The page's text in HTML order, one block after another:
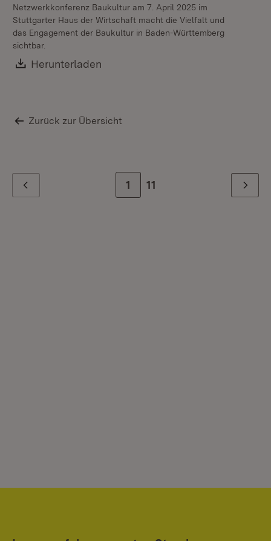
Netzwerkkonferenz Baukultur am 7. April 2025 im
Stuttgarter Haus der Wirtschaft macht die Vielfalt und
das Engagement der Baukultur in Baden-Württemberg
sichtbar.
Download:
Herunterladen
Zurück zur Übersicht
Zur Seite
1 Zur letzten Seite
11 Weiter